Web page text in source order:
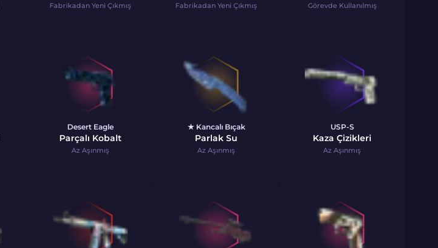
Fabrikadan Yeni Çıkmış Fabrikadan Yeni Çıkmış Görevde Kullanılmış
Desert Eagle
Parçalı Kobalt
Az Aşınmış
★ Kancalı Bıçak
Parlak Su
Az Aşınmış
USP-S
Kaza Çizikleri
Az Aşınmış